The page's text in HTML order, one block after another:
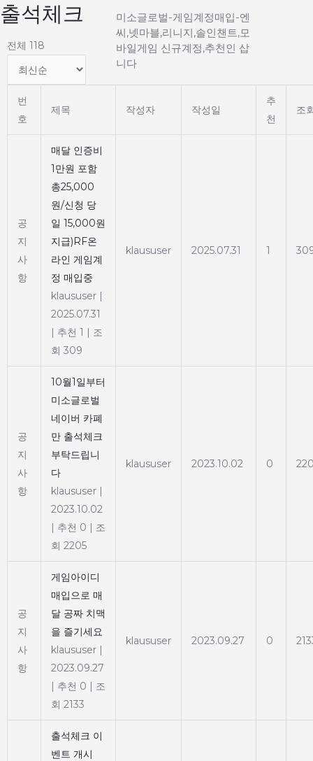
콘
텐
츠
건
기
미소글로벌-게임계정매입-엔
씨,넷마블,리니지,솔인챈트,모
바일게임 신규계정,추천인 삽
니다
출석체크
전체 118
번
호
제목 작성자 작성일
추
천
조
공
지
사
항
매달 인증비
1만원 포함
총25,000
원/신청 당
일 15,000원
지급)RF온
라인 게임계
정 매입중
klaususer |
2025.07.31
| 추천 1 | 조
회 309
klaususer 2025.07.31 1
공
지
사
항
10월1일부터
미소글로벌
네이버 카폐
만 출석체크
부탁드립니
다
klaususer |
2023.10.02
| 추천 0 | 조
회 2205
klaususer 2023.10.02 0
공
지
사
항
게임아이디
매입으로 매
달 공짜 치맥
을 즐기세요
klaususer |
2023.09.27
| 추천 0 | 조
회 2133
klaususer 2023.09.27 0
출석체크 이
벤트 개시